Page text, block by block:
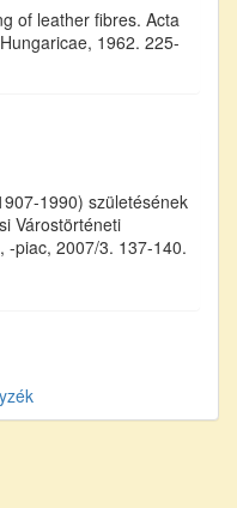
of leather fibres. Acta
1962. 225-
1990) születésének
Várostörténeti
-piac, 2007/3. 137-140.